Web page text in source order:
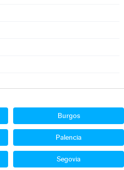
Burgos
Palencia
Segovia